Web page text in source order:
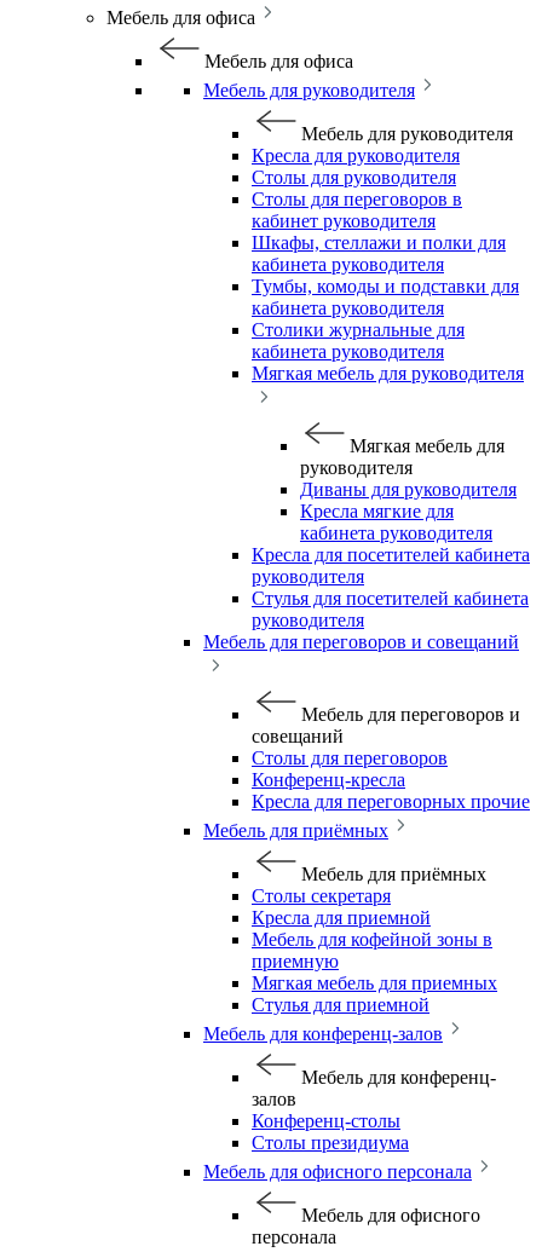
Мебель для офиса
Мебель для офиса
Мебель для руководителя
Мебель для руководителя
Кресла для руководителя
Столы для руководителя
Столы для переговоров в
кабинет руководителя
Шкафы, стеллажи и полки для
кабинета руководителя
Тумбы, комоды и подставки для
кабинета руководителя
Столики журнальные для
кабинета руководителя
Мягкая мебель для руководителя
Мягкая мебель для
руководителя
Диваны для руководителя
Кресла мягкие для
кабинета руководителя
Кресла для посетителей кабинета
руководителя
Стулья для посетителей кабинета
руководителя
Мебель для переговоров и совещаний
Мебель для переговоров и
совещаний
Столы для переговоров
Конференц-кресла
Кресла для переговорных прочие
Мебель для приёмных
Мебель для приёмных
Столы секретаря
Кресла для приемной
Мебель для кофейной зоны в
приемную
Мягкая мебель для приемных
Стулья для приемной
Мебель для конференц-залов
Мебель для конференц-
залов
Конференц-столы
Столы президиума
Мебель для офисного персонала
Мебель для офисного
персонала